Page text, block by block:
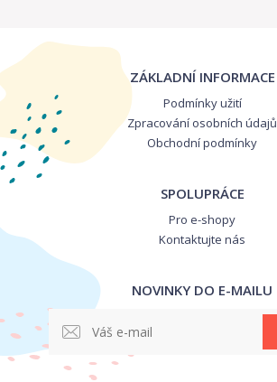
ZÁKLADNÍ INFORMACE
Podmínky užití
Zpracování osobních údajů
Obchodní podmínky
SPOLUPRÁCE
Pro e-shopy
Kontaktujte nás
NOVINKY DO E-MAILU